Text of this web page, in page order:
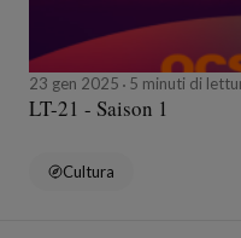
23 gen 2025 5 minuti di
LT-21 - Saison 1
Cultura